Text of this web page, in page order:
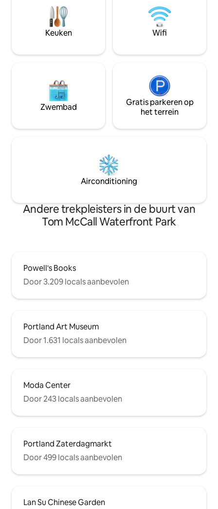
geschikte schoenen, want het is een
korte wandeling van twee minuten naar
de boomhut. Op sommige momenten
kan het een beetje glad worden.
welkom; geen
Keuken Wifi
Zwembad
Gratis parkeren op
het terrein
Airconditioning
Andere trekpleisters in de buurt van
Tom McCall Waterfront Park
Powell's Books
Door 3.209 locals aanbevolen
Portland Art Museum
Door 1.631 locals aanbevolen
Moda Center
Door 243 locals aanbevolen
Portland Zaterdagmarkt
Door 499 locals aanbevolen
Lan Su Chinese Garden